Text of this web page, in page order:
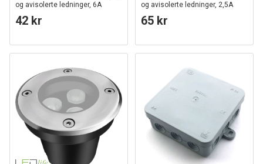
og avisolerte ledninger, 6A
42 kr
og avisolerte ledninger, 2,5A
65 kr